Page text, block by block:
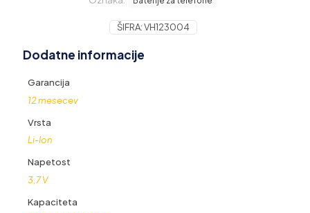
ŠIFRA:VH123004
Dodatne informacije
Garancija
12 mesecev
Vrsta
Li-Ion
Napetost
3,7 V
Kapaciteta